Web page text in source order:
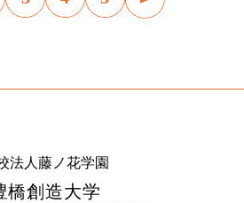
法人藤ノ花学園
橋創造大学